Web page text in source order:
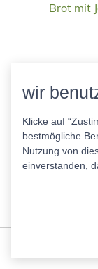
Brot mit
wir
Klicke auf
bestmögliche
Nutzung von
einverstanden,